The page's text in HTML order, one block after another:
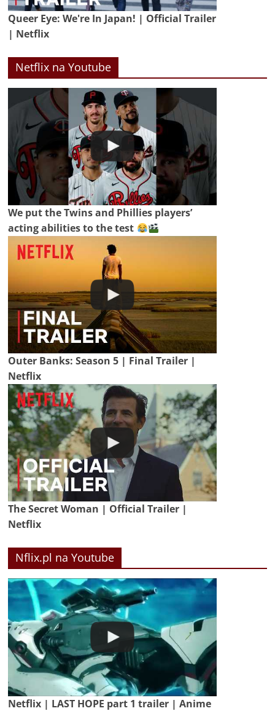
Queer Eye: We're In Japan! | Official Trailer
| Netflix
Netflix na Youtube
We put the Twins and Phillies players’
acting abilities to the test
Outer Banks: Season 5 | Final Trailer |
Netflix
The Secret Woman | Official Trailer |
Netflix
Nflix.pl na Youtube
Netflix | LAST HOPE part 1 trailer | Anime